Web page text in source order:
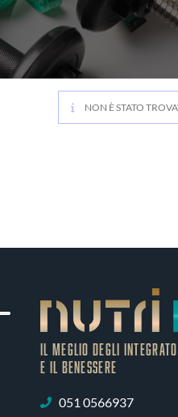
NON È STATO
IL MEGLIO DEGLI
E IL BENESSERE
051 0566937